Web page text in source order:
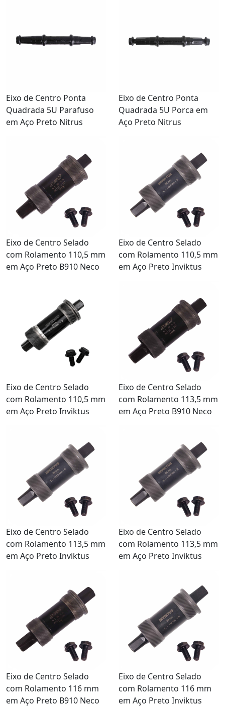
Eixo de Centro Ponta
Quadrada 5U Parafuso
em Aço Preto Nitrus
Eixo de Centro Ponta
Quadrada 5U Porca em
Aço Preto Nitrus
Eixo de Centro Selado
com Rolamento 110,5 mm
em Aço Preto B910 Neco
Eixo de Centro Selado
com Rolamento 110,5 mm
em Aço Preto Inviktus
Eixo de Centro Selado
com Rolamento 110,5 mm
em Aço Preto Inviktus
Eixo de Centro Selado
com Rolamento 113,5 mm
em Aço Preto B910 Neco
Eixo de Centro Selado
com Rolamento 113,5 mm
em Aço Preto Inviktus
Eixo de Centro Selado
com Rolamento 113,5 mm
em Aço Preto Inviktus
Eixo de Centro Selado
com Rolamento 116 mm
em Aço Preto B910 Neco
Eixo de Centro Selado
com Rolamento 116 mm
em Aço Preto Inviktus